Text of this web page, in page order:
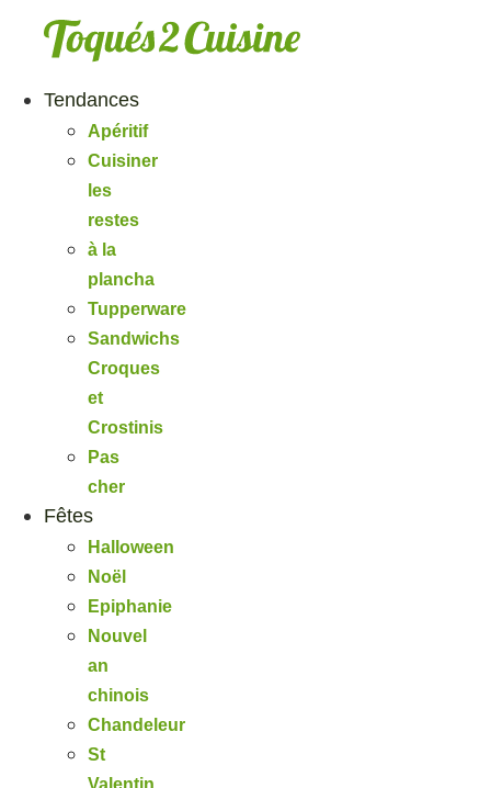
Tendances
Apéritif
Cuisiner
les
restes
à la
plancha
Tupperware
Sandwichs
Croques
et
Crostinis
Pas
cher
Fêtes
Halloween
Noël
Epiphanie
Nouvel
an
chinois
Chandeleur
St